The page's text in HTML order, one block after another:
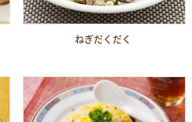
ねぎだくだく